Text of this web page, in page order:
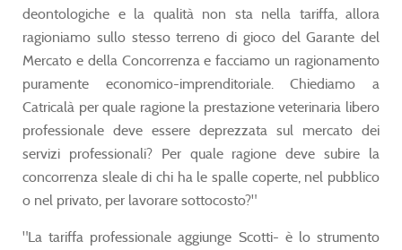
deontologiche e la qualità non sta nella tariffa, allora
ragioniamo sullo stesso terreno di gioco del Garante del
Mercato e della Concorrenza e facciamo un ragionamento
puramente economico-imprenditoriale. Chiediamo a
Catricalà per quale ragione la prestazione veterinaria libero
professionale deve essere deprezzata sul mercato dei
servizi professionali? Per quale ragione deve subire la
concorrenza sleale di chi ha le spalle coperte, nel pubblico
o nel privato, per lavorare sottocosto?"
"La tariffa professionale aggiunge Scotti- è lo strumento